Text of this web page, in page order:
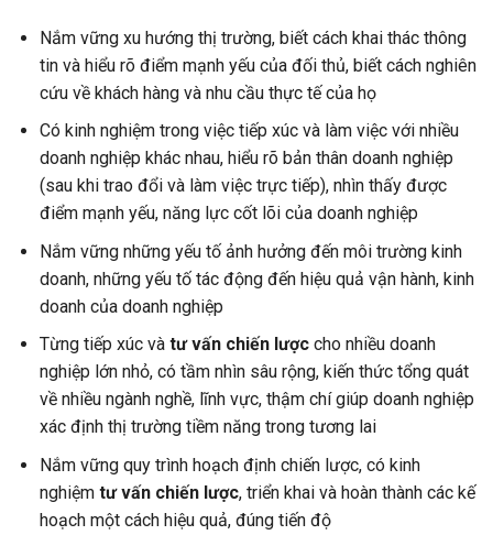
Nắm vững xu hướng thị trường, biết cách khai thác thông
tin và hiểu rõ điểm mạnh yếu của đối thủ, biết cách nghiên
cứu về khách hàng và nhu cầu thực tế của họ
Có kinh nghiệm trong việc tiếp xúc và làm việc với nhiều
doanh nghiệp khác nhau, hiểu rõ bản thân doanh nghiệp
(sau khi trao đổi và làm việc trực tiếp), nhìn thấy được
điểm mạnh yếu, năng lực cốt lõi của doanh nghiệp
Nắm vững những yếu tố ảnh hưởng đến môi trường kinh
doanh, những yếu tố tác động đến hiệu quả vận hành, kinh
doanh của doanh nghiệp
Từng tiếp xúc và tư vấn chiến lượccho nhiều doanh
nghiệp lớn nhỏ, có tầm nhìn sâu rộng, kiến thức tổng quát
về nhiều ngành nghề, lĩnh vực, thậm chí giúp doanh nghiệp
xác định thị trường tiềm năng trong tương lai
Nắm vững quy trình hoạch định chiến lược, có kinh
nghiệm tư vấn chiến lược, triển khai và hoàn thành các kế
hoạch một cách hiệu quả, đúng tiến độ